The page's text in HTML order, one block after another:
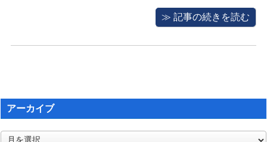
総まで遠征に行きます！ゴルフもいい
≫ 記事の続きを読む
アーカイブ
ア